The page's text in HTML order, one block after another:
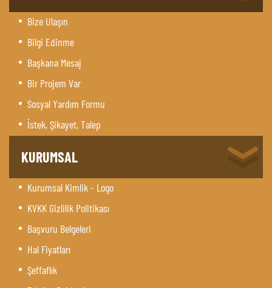
Bize Ulaşın
Bilgi Edinme
Başkana Mesaj
Bir Projem Var
Sosyal Yardım Formu
İstek, Şikayet, Talep
KURUMSAL
Kurumsal Kimlik - Logo
KVKK Gizlilik Politikası
Başvuru Belgeleri
Hal Fiyatları
Şeffaflık